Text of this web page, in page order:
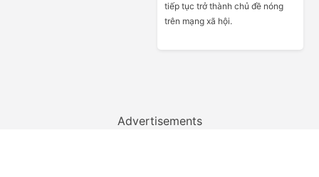
tiếp tục trở thành chủ đề nóng
trên mạng xã hội.
Advertisements